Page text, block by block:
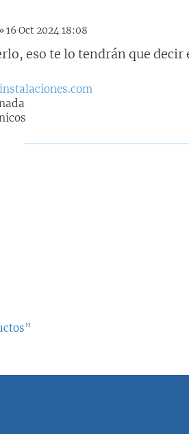
16 Oct 2024 18:08
eso te lo tendrán que